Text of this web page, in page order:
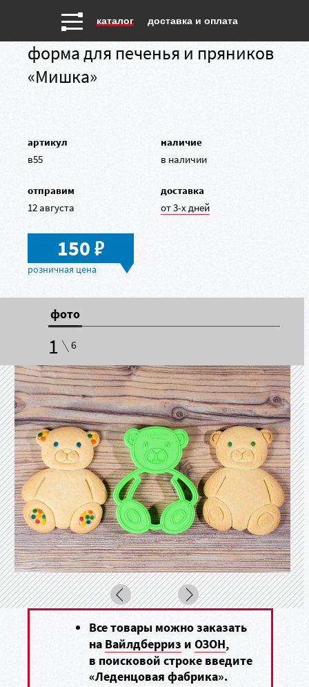
каталог доставка и оплата
форма для печенья и пряников
«Мишка»
артикул
в55
наличие
в наличии
отправим
12 августа
доставка
от 3-х дней
150в
фото
1 6
Все товары можно заказать
на Вайлдберриз иОЗОН,
в поисковой строке введите
«Леденцовая фабрика».